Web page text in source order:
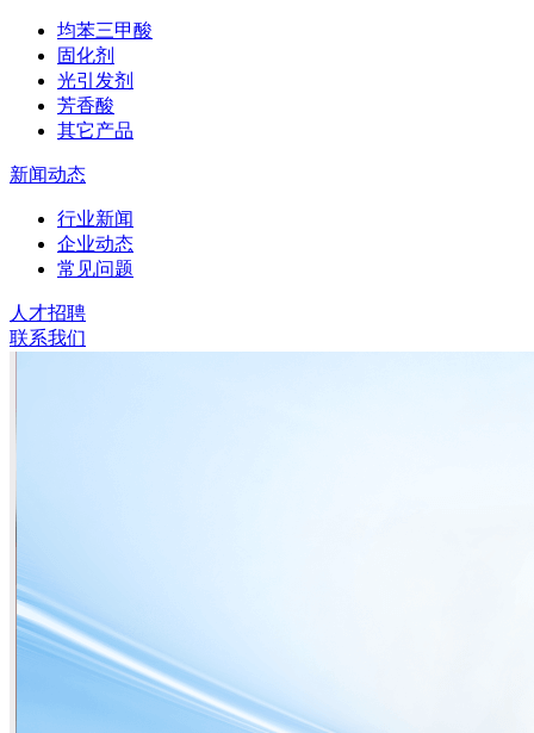
均苯三甲酸
固化剂
光引发剂
芳香酸
其它产品
新闻动态
行业新闻
企业动态
常见问题
人才招聘
联系我们